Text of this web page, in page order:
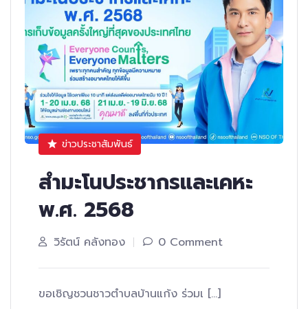
ข่าวประชาสัมพันธ์
สำมะโนประชากรและเคหะ
พ.ศ. 2568
วิรัตน์ คลังทอง 0 Comment
ขอเชิญชวนชาวตำบลบ้านแก้ง ร่วมเ […]